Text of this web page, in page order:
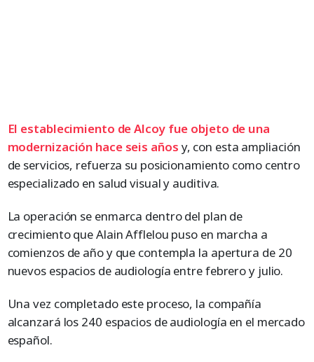
El establecimiento de Alcoy fue objeto de una
modernización hace seis años y, con esta ampliación
de servicios, refuerza su posicionamiento como centro
especializado en salud visual y auditiva.
La operación se enmarca dentro del plan de
crecimiento que Alain Afflelou puso en marcha a
comienzos de año y que contempla la apertura de 20
nuevos espacios de audiología entre febrero y julio.
Una vez completado este proceso, la compañía
alcanzará los 240 espacios de audiología en el mercado
español.